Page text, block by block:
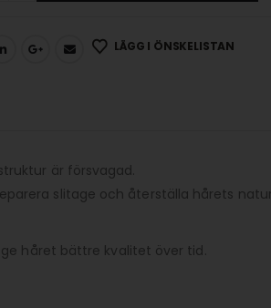
LÄGG I ÖNSKELISTAN
är försvagad.
slitage och återställa hårets
håret bättre kvalitet över tid.